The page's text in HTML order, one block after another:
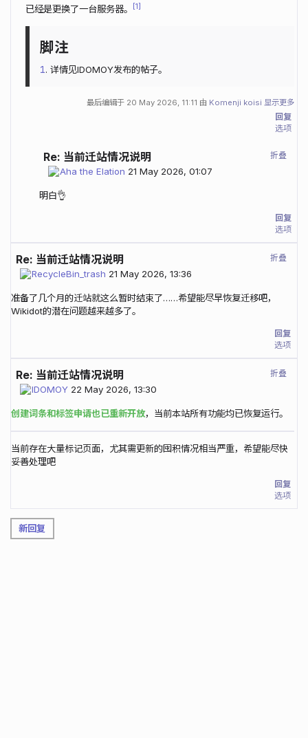
已经是更换了一台服务器。
1
1. 详情见IDOMOY发布的帖子。
最后编辑于 20 May 2026, 11:11 由 Komenji koisi 显示更多
回复
选项
折叠
Re: 当前迁站情况说明
Aha the Elation 21 May 2026, 01:07
明白👌
回复
选项
折叠
Re: 当前迁站情况说明
RecycleBin_trash 21 May 2026, 13:36
准备了几个月的迁站就这么暂时结束了……希望能尽早恢复迁移吧，
Wikidot的潜在问题越来越多了。
回复
选项
折叠
Re: 当前迁站情况说明
IDOMOY 22 May 2026, 13:30
创建词条和标签申请也已重新开放，当前本站所有功能均已恢复运行。
当前存在大量标记页面，尤其需更新的囤积情况相当严重，希望能尽快
妥善处理吧
回复
选项
新回复